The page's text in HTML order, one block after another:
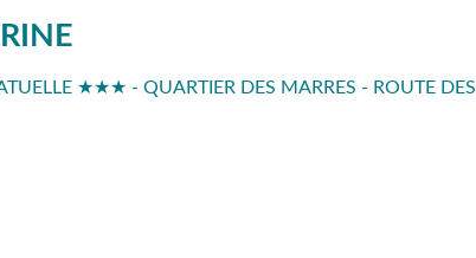
★★★ - QUARTIER DES MARRES - ROUTE DES